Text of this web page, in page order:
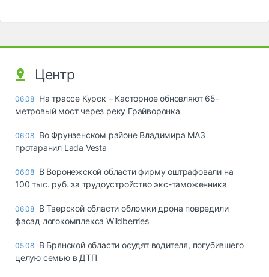
Центр
06.08 На трассе Курск – Касторное обновляют 65-
метровый мост через реку Грайворонка
06.08 Во Фрунзенском районе Владимира МАЗ
протаранил Lada Vesta
06.08 В Воронежской области фирму оштрафовали на
100 тыс. руб. за трудоустройство экс-таможенника
06.08 В Тверской области обломки дрона повредили
фасад логокомплекса Wildberries
05.08 В Брянской области осудят водителя, погубившего
целую семью в ДТП